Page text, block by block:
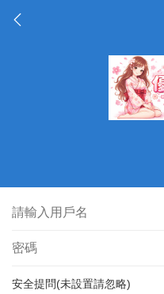
安全提問(未設置請忽略)